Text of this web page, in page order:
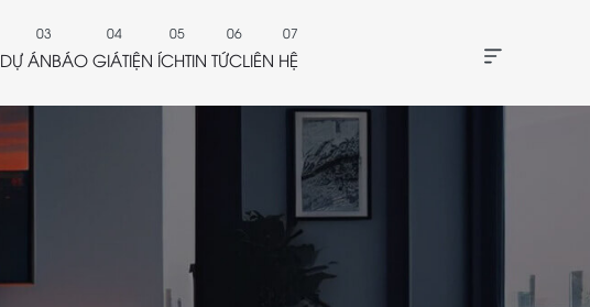
DỰ ÁNBÁO GIÁTIỆN ÍCHTIN TỨCLIÊN HỆ